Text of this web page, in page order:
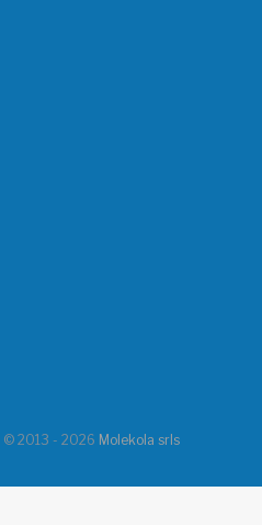
| © 2013 - 2026 Molekola srls